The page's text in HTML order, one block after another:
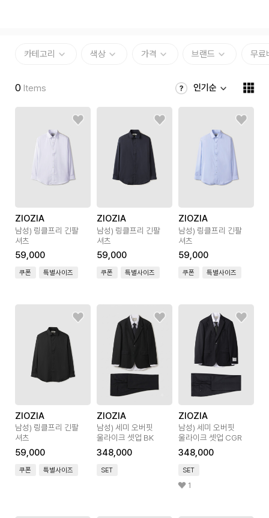
카테고리 색상 가격 브랜드 무료
0 Items 인기순
ZIOZIA
남성) 링클프리 긴팔
셔츠
59,000
쿠폰 특별사이즈
ZIOZIA
남성) 링클프리 긴팔
셔츠
59,000
쿠폰 특별사이즈
ZIOZIA
남성) 링클프리 긴팔
셔츠
59,000
쿠폰 특별사이즈
ZIOZIA
남성) 링클프리 긴팔
셔츠
59,000
쿠폰 특별사이즈
ZIOZIA
남성) 세미 오버핏
울라이크 셋업 BK
348,000
SET
ZIOZIA
남성) 세미 오버핏
울라이크 셋업 CGR
348,000
SET
1